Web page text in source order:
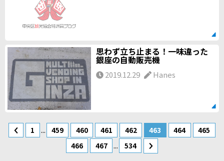
思わず立ち止まる！一味違った
銀座の自動販売機
2019.12.29 Hanes
1 ... 459 460 461 462 463 464
465
466
467 ... 534